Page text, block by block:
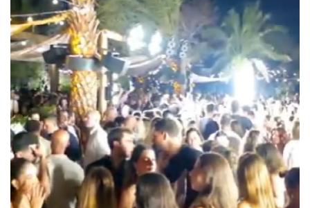
Bodrum Trafik Yoğunluk Haritası
Turizm
Siyaset
Bodrum Nöbetçi Eczaneler
Köşe Yazarları
Spor